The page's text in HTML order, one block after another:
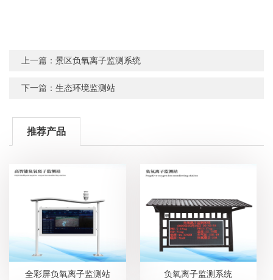
上一篇：景区负氧离子监测系统
下一篇：生态环境监测站
推荐产品
全彩屏负氧离子监测站 负氧离子监测系统